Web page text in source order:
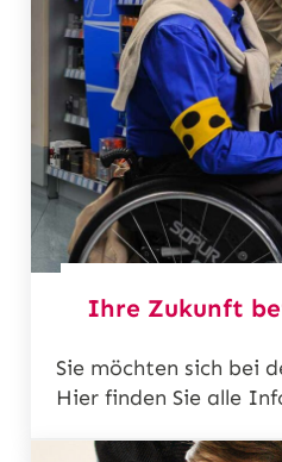
Ihre Zukunft
Sie möchten sich bei
Hier finden Sie alle